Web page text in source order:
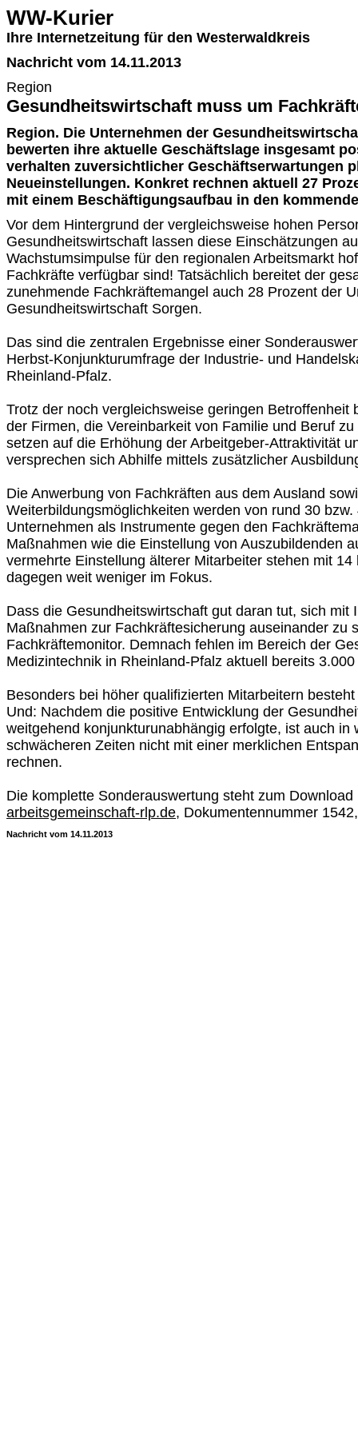
WW-Kurier
Ihre Internetzeitung für den Westerwaldkreis
Nachricht vom 14.11.2013
Region
Gesundheitswirtschaft muss um
Region. Die Unternehmen der
bewerten ihre aktuelle Geschäftslage insgesamt
verhalten zuversichtlicher Geschäftserwartungen
Neueinstellungen. Konkret rechnen aktuell 27
mit einem Beschäftigungsaufbau in den
Vor dem Hintergrund der vergleichsweise hohen
Gesundheitswirtschaft lassen diese Einschätzungen
Wachstumsimpulse für den regionalen Arbeitsmarkt
Fachkräfte verfügbar sind! Tatsächlich bereitet der
zunehmende Fachkräftemangel auch 28 Prozent der
Gesundheitswirtschaft Sorgen.
Das sind die zentralen Ergebnisse einer
Herbst-Konjunkturumfrage der Industrie- und
Rheinland-Pfalz.
Trotz der noch vergleichsweise geringen Betroffenheit
der Firmen, die Vereinbarkeit von Familie und Beruf
setzen auf die Erhöhung der Arbeitgeber-Attraktivität
versprechen sich Abhilfe mittels zusätzlicher
Die Anwerbung von Fachkräften aus dem Ausland
Weiterbildungsmöglichkeiten werden von rund 30
Unternehmen als Instrumente gegen den
Maßnahmen wie die Einstellung von Auszubildenden
vermehrte Einstellung älterer Mitarbeiter stehen mit 14
dagegen weit weniger im Fokus.
Dass die Gesundheitswirtschaft gut daran tut, sich mit
Maßnahmen zur Fachkräftesicherung auseinander zu
Fachkräftemonitor. Demnach fehlen im Bereich der
Medizintechnik in Rheinland-Pfalz aktuell bereits
Besonders bei höher qualifizierten Mitarbeitern
Und: Nachdem die positive Entwicklung der
weitgehend konjunkturunabhängig erfolgte, ist auch in
schwächeren Zeiten nicht mit einer merklichen
rechnen.
Die komplette Sonderauswertung steht zum
arbeitsgemeinschaft-rlp.de, Dokumentennummer
Nachricht vom 14.11.2013